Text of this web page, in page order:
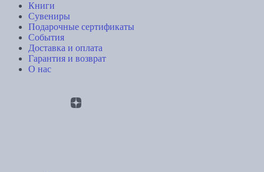
Книги
Сувениры
Подарочные сертификаты
События
Доставка и оплата
Гарантия и возврат
О нас